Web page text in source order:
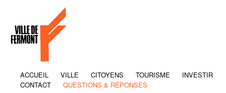
ACCUEIL VILLE CITOYENS TOURISME
INVESTIR
CONTACT
QUESTIONS & RÉPONSES